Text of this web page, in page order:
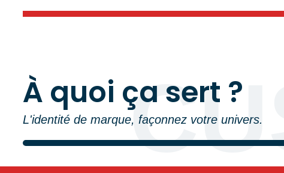
À quoi ça sert ?
L'identité de marque, façonnez votre univers.